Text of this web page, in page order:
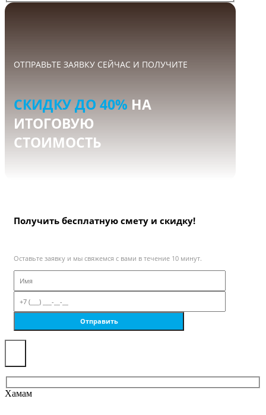
ОТПРАВЬТЕ ЗАЯВКУ СЕЙЧАС И ПОЛУЧИТЕ
СКИДКУ ДО 40% НА
ИТОГОВУЮ
СТОИМОСТЬ
Получить бесплатную смету и скидку!
Оставьте заявку и мы свяжемся с вами в течение 10 минут.
Хамам